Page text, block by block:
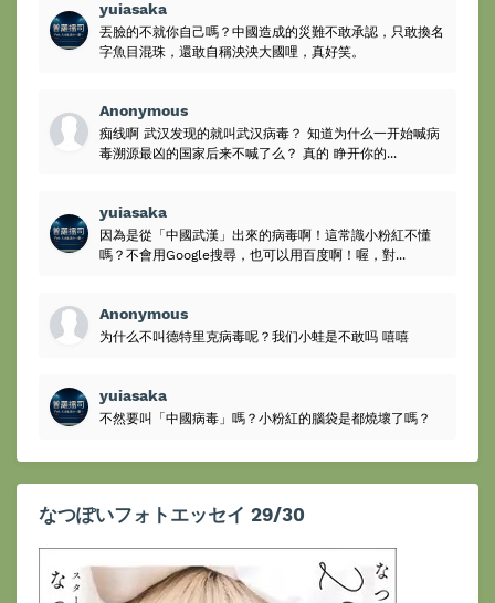
yuiasaka
丟臉的不就你自己嗎？中國造成的災難不敢承認，只敢換名
字魚目混珠，還敢自稱泱泱大國哩，真好笑。
Anonymous
痴线啊 武汉发现的就叫武汉病毒？ 知道为什么一开始喊病
毒溯源最凶的国家后来不喊了么？ 真的 睁开你的...
yuiasaka
因為是從「中國武漢」出來的病毒啊！這常識小粉紅不懂
嗎？不會用Google搜尋，也可以用百度啊！喔，對...
Anonymous
为什么不叫德特里克病毒呢？我们小蛙是不敢吗 嘻嘻
yuiasaka
不然要叫「中國病毒」嗎？小粉紅的腦袋是都燒壞了嗎？
なつぽいフォトエッセイ 29/30